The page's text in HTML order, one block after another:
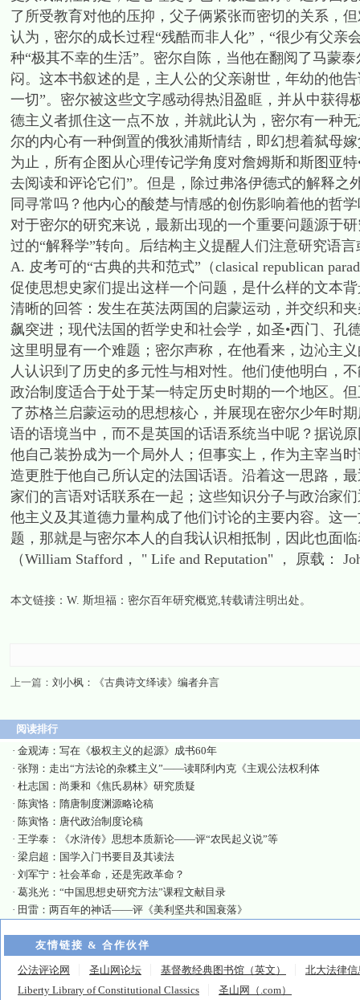
了所受教育对他的压抑，父子俩紧张而密切的关系，
认为，密尔的成长过程“残酷而非人化”，“很少有父
种“极其不幸的生活”。密尔自陈，当他在翻阅了马蒙
闷。这本书叙述的是，主人公的父亲谢世，年幼的他
一切”。密尔被这些文字感动得热泪盈眶，并从中获
德主义者抓住这一点不放，并就此认为，密尔有一种
尔的内心有一种倒置的俄狄浦斯情结，即幻想着弑母
为止，所有企图从心理传记学角度对詹姆斯和斯图亚
去阅读和评论它们”。但是，除过弗洛伊德式的解释
同寻常吗？他内心的酸楚与情感的创伤影响着他的哲
对于密尔的研究来说，最新出现的一个重要问题源于
过的“解释学”转向。后结构主义提醒人们注意研究语
A. 皮考可的“古典的共和范式”（clasical republican
促使思想史家们提出这样一个问题，是什么样的文本
清晰的回答：发生在英法两国的启蒙运动，并交织和
飙突进；现代法国的哲学史和社会学，如圣•西门、孔
这里明显有一个难题；密尔声称，在他看来，边沁主
人认识到了历史的多元性与相对性。他们使他明白，
政治制度适合于处于某一特定历史时期的一个地区。
了苏格兰启蒙运动的思想核心，并展现在密尔少年时
语的语境当中，而不是英国的话语系统当中呢？据说
他自己装扮成为一个局外人；但事实上，作为主宰当
造更胜于他自己所认定的法国话语。沿着这一思路，
家们的言语对话联系在一起；这些知识分子与政治家
他主义及其道德力量构成了他们讨论的主要内容。这
题，那就是与密尔本人的自我认识相抵制，因此也面
（William Stafford， " Life and Reputation" ， 原载：
本文链接： W. 斯坦福：密尔百年研究概览,转载请注明出处。
上一篇： 刘小枫：《古典诗文绎读》编者弁言
阅读排行
· 金观涛：写在《极权主义的起源》成书60年
· 张翔：走出“方法论的杂糅主义”——读耶利内克《主观公法权利体
· 杜志国：尚秉和《焦氏易林》研究质疑
· 陈寅恪：隋唐制度渊源略论稿
· 陈寅恪：唐代政治制度论稿
· 王学泰：《水浒传》思想本质新论——评“农民起义说”等
· 梁启超：国学入门书要目及其读法
· 刘军宁：社会革命，还是宪政革命？
· 葛兆光：“中国思想史研究方法”课程文献目录
· 田雷：两百年的神话——评《美利坚共和国衰落》
友情链接 & 合作伙伴
公法评论网 圣山网论坛 基督教经典图书馆（英文）
北大法律信
Liberty Library of Constitutional Classics
圣山网（.com）